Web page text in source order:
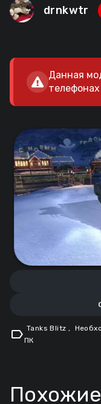
drnkwtr
Данная
label Tanks Blitz ,
ПК